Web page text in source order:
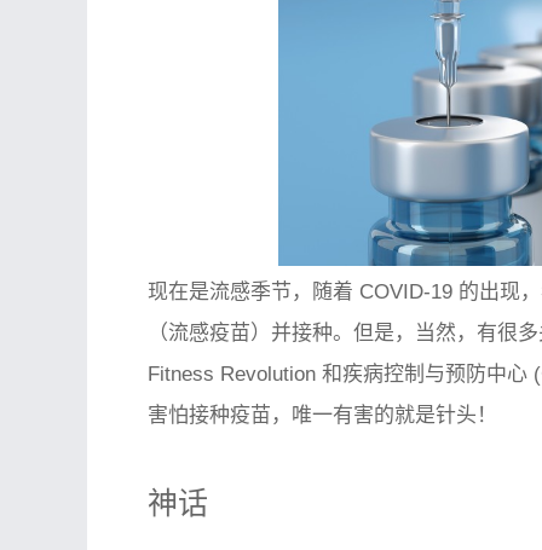
现在是流感季节，随着 COVID-19 的出现
（流感疫苗）并接种。但是，当然，有很
Fitness Revolution 和疾病控制与预防中
害怕接种疫苗，唯一有害的就是针头！
神话